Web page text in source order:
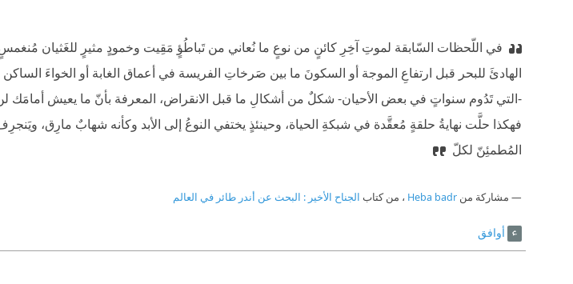
في اللّحظات السّابقة لموتِ آخِرِ كائنٍ من نوعٍ ما نُعاني من تَباطُؤٍ مَقِيت وخمودٍ مثيرٍ للغَثيان
الهادئَ للبحر قبل ارتفاعِ الموجة أو السكونَ ما بين صَرخاتِ الفريسة في أعماق الغابة أو الخواءَ
-التي تَدُوم سنواتٍ في بعض الأحيان- شكلٌ من أشكالِ ما قبل الانقراض، المعرفة بأنّ ما يعيش أمامَك
فهكذا حلَّت نهايةُ حلقةٍ مُعقَّدة في شبكةِ الحياة، وحينئذٍ يختفي النوعُ إلى الأبد وكأنه شهابٌ مارِق،
المُطمئِنّ لكلّ
مشاركة منHeba badr ، من كتاب الجناح الأخير : البحث عن أندر طائر في العالم
أوافق